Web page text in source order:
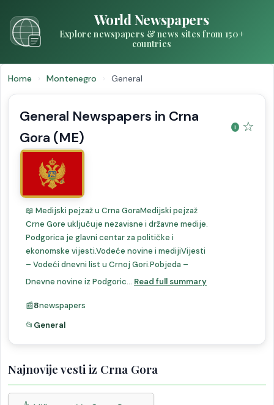
World Newspapers
Explore newspapers & news sites from 150+
countries
Home › Montenegro › General
General Newspapers in Crna
Gora (ME)
☆
📖 Medijski pejzaž u Crna GoraMedijski pejzaž
Crne Gore uključuje nezavisne i državne medije.
Podgorica je glavni centar za političke i
ekonomske vijesti.Vodeće novine i medijiVijesti
– Vodeći dnevni list u Crnoj Gori.Pobjeda –
Dnevne novine iz Podgoric... Read full summary
📰8newspapers
📂 General
Najnovije vesti iz Crna Gora